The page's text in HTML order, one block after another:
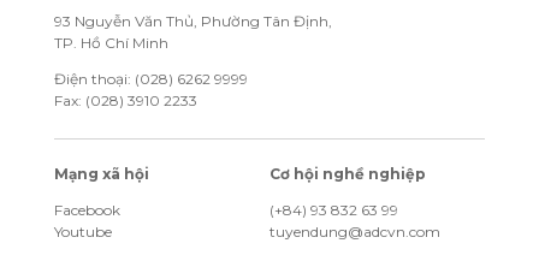
93 Nguyễn Văn Thủ, Phường Tân Định,
TP. Hồ Chí Minh
Điện thoại: (028) 6262 9999
Fax: (028) 3910 2233
Mạng xã hội
Facebook
Youtube
Cơ hội nghề nghiệp
(+84) 93 832 63 99
tuyendung@adcvn.com